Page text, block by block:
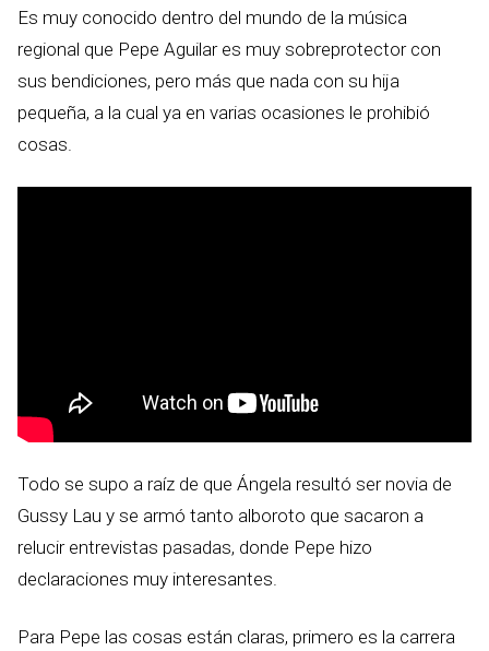
Es muy conocido dentro del mundo de la música
regional que Pepe Aguilar es muy sobreprotector con
sus bendiciones, pero más que nada con su hija
pequeña, a la cual ya en varias ocasiones le prohibió
cosas.
Todo se supo a raíz de que Ángela resultó ser novia de
Gussy Lau y se armó tanto alboroto que sacaron a
relucir entrevistas pasadas, donde Pepe hizo
declaraciones muy interesantes.
Para Pepe las cosas están claras, primero es la carrera